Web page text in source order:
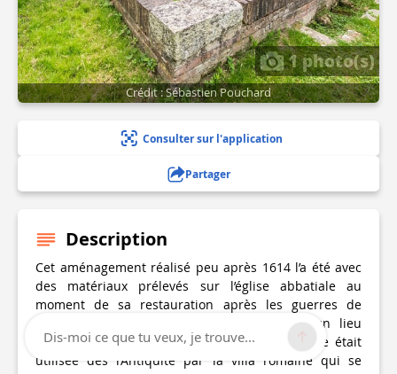
1 photo(s)
Crédit : Sébastien Pouchard
Consulter sur l'application
Partager
Description
Cet aménagement réalisé peu après 1614 l’a été avec
des matériaux prélevés sur l’église abbatiale au
moment de sa restauration après les guerres de
Religion. Il ne s’agit pas d’un lavoir, ni d’un lieu
d’approvisionnement en eau potable. La source était
utilisée dès l’Antiquité par la villa romaine qui se
Dis-moi ce que tu veux, je trouve...